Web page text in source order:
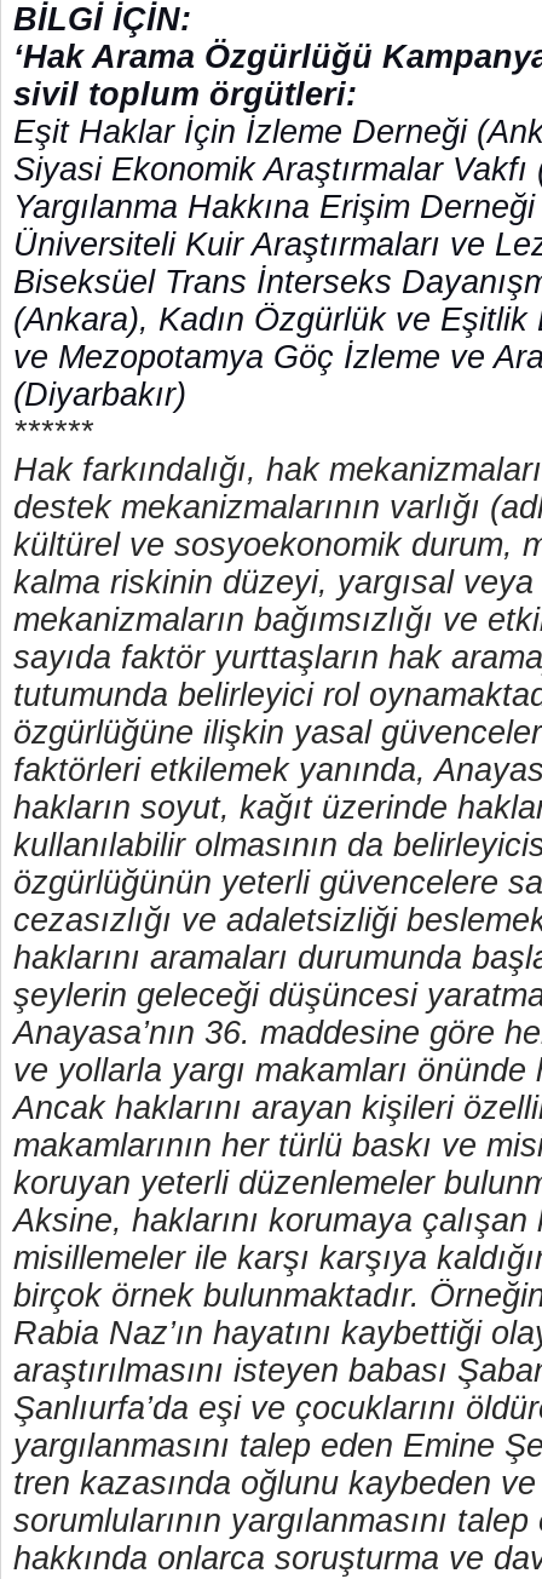
BİLGİ İÇİN:
‘Hak Arama Özgürlüğü
sivil toplum örgütleri:
Eşit Haklar İçin İzleme Derneği
Siyasi Ekonomik Araştırmalar Vakfı
Yargılanma Hakkına Erişim
Üniversiteli Kuir Araştırmaları ve
Biseksüel Trans İnterseks
(Ankara), Kadın Özgürlük ve Eşitlik
ve Mezopotamya Göç İzleme ve
(Diyarbakır)
******
Hak farkındalığı, hak
destek mekanizmalarının varlığı
kültürel ve sosyoekonomik durum,
kalma riskinin düzeyi, yargısal
mekanizmaların bağımsızlığı ve
sayıda faktör yurttaşların hak
tutumunda belirleyici rol
özgürlüğüne ilişkin yasal
faktörleri etkilemek yanında,
hakların soyut, kağıt üzerinde
kullanılabilir olmasının da
özgürlüğünün yeterli güvencelere
cezasızlığı ve adaletsizliği
haklarını aramaları durumunda
şeylerin geleceği düşüncesi
Anayasa’nın 36. maddesine göre
ve yollarla yargı makamları önünde
Ancak haklarını arayan kişileri
makamlarının her türlü baskı ve
koruyan yeterli düzenlemeler
Aksine, haklarını korumaya çalışan
misillemeler ile karşı karşıya
birçok örnek bulunmaktadır.
Rabia Naz’ın hayatını kaybettiği
araştırılmasını isteyen babası
Şanlıurfa’da eşi ve çocuklarını
yargılanmasını talep eden Emine
tren kazasında oğlunu kaybeden ve
sorumlularının yargılanmasını
hakkında onlarca soruşturma ve